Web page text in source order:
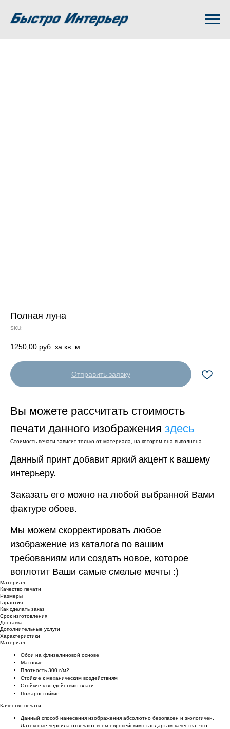
Полная луна
SKU:
1250,00 руб. за кв. м.
Отправить заявку
Вы можете рассчитать стоимость
печати данного изображения здесь
Стоимость печати зависит только от материала, на котором она выполнена
Данный принт добавит яркий акцент к вашему
интерьеру.
Заказать его можно на любой выбранной Вами
фактуре обоев.
Мы можем скорректировать любое
изображение из каталога по вашим
требованиям или создать новое, которое
воплотит Ваши самые смелые мечты :)
Материал
Качество печати
Размеры
Гарантия
Как сделать заказ
Срок изготовления
Доставка
Дополнительные услуги
Характеристики
Материал
Обои на флизелиновой основе
Матовые
Плотность 300 г/м2
Стойкие к механическим воздействиям
Cтойкие к воздействию влаги
Пожаростойкие
Качество печати
Данный способ нанесения изображения абсолютно безопасен и экологичен.
Латексные чернила отвечают всем европейским стандартам качества, что